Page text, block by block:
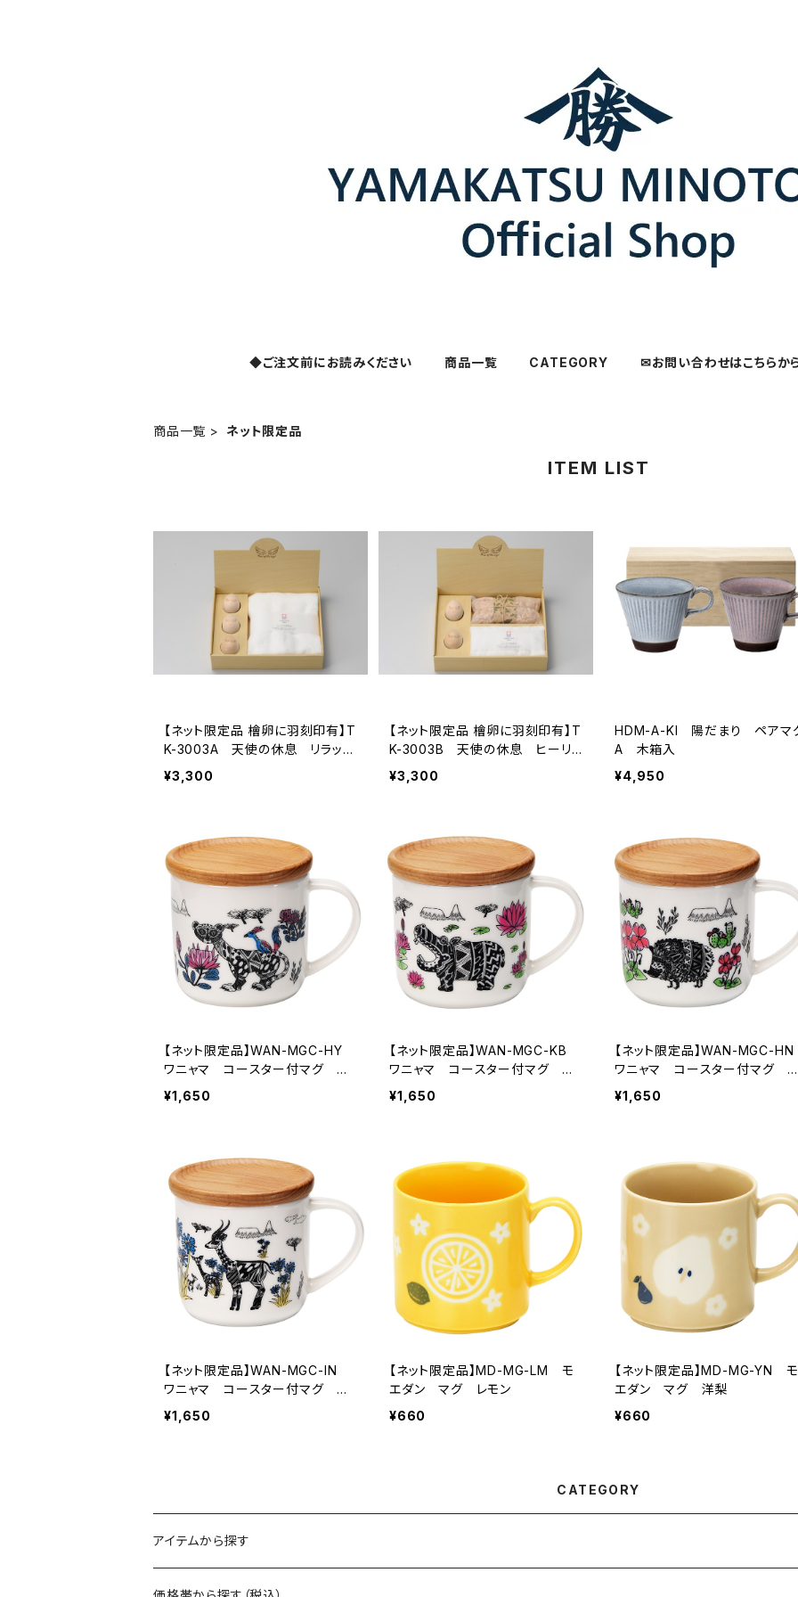
◆ご注文前にお読みください 商品一覧 CATEGORY ✉お問い合わせはこちらか
商品一覧 ネット限定品
ITEM LIST
【ネット限定品 檜卵に羽刻印有】T
K-3003A 天使の休息 リラック
スセット
¥3,300
【ネット限定品 檜卵に羽刻印有】T
K-3003B 天使の休息 ヒーリ
ングセット
¥3,300
HDM-A-KI 陽だまり ペアマ
A 木箱入
¥4,950
【ネット限定品】WAN-MGC-HY
ワニャマ コースター付マグ ヒ
ョウ
¥1,650
【ネット限定品】WAN-MGC-KB
ワニャマ コースター付マグ カ
バ
¥1,650
【ネット限定品】WAN-MGC-
ワニャマ コースター付マグ
リネズミ
¥1,650
【ネット限定品】WAN-MGC-IN
ワニャマ コースター付マグ イ
ンパラ
¥1,650
【ネット限定品】MD-MG-LM モ
エダン マグ レモン
¥660
【ネット限定品】MD-MG-YN モ
エダン マグ 洋梨
¥660
CATEGORY
アイテムから探す
マグ